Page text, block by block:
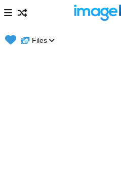
Files